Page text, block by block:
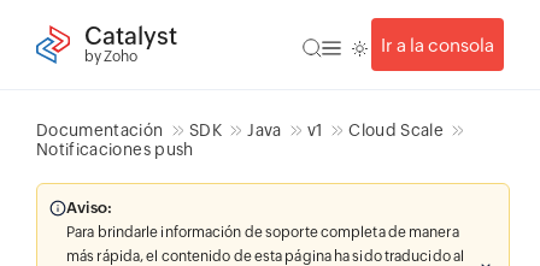
Catalyst
by Zoho
Ir a la consola
Documentación SDK Java v1
Cloud Scale
Notificaciones push
Aviso:
Para brindarle información de soporte completa de manera
más rápida, el contenido de esta página ha sido traducido al